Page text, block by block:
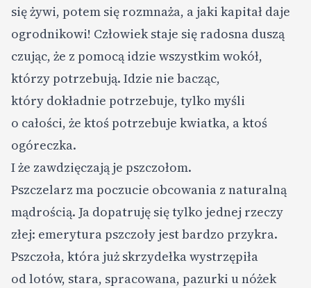
się żywi, potem się rozmnaża, a jaki kapitał daje
ogrodnikowi! Człowiek staje się radosna duszą
czując, że z pomocą idzie wszystkim wokół,
którzy potrzebują. Idzie nie bacząc,
który dokładnie potrzebuje, tylko myśli
o całości, że ktoś potrzebuje kwiatka, a ktoś
ogóreczka.
I że zawdzięczają je pszczołom.
Pszczelarz ma poczucie obcowania z naturalną
mądrością. Ja dopatruję się tylko jednej rzeczy
złej: emerytura pszczoły jest bardzo przykra.
Pszczoła, która już skrzydełka wystrzępiła
od lotów, stara, spracowana, pazurki u nóżek